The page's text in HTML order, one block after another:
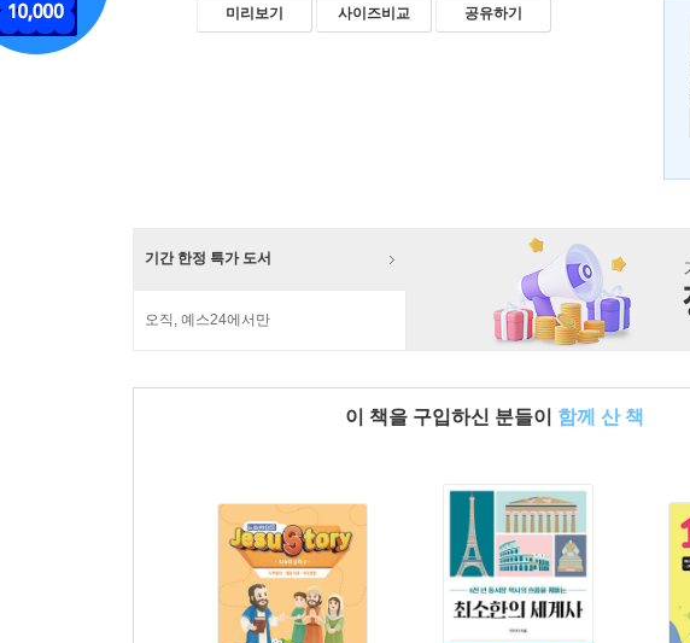
미리보기 사이즈비교 공유하기
기간 한정 특가 도서
오직, 예스24에서만
이 책을 구입하신 분들이 함께 산 책